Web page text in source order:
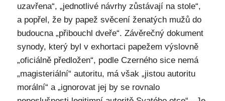
uzavřena“, „jednotlivé návrhy zůstávají na stole“,
a popřel, že by papež svěcení ženatých mužů do
budoucna „přibouchl dveře“. Závěrečný dokument
synody, který byl v exhortaci papežem výslovně
„oficiálně předložen“, podle Czerného sice nemá
„magisteriální“ autoritu, má však „jistou autoritu
morální“ a „ignorovat jej by se rovnalo